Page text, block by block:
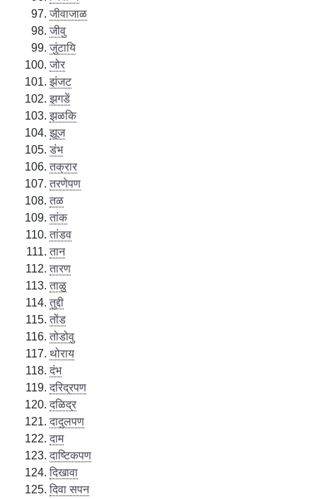
जीवाजाळ
जीवु
जुंटायि
जोर
झंजट
झगडें
झळकि
झूज
डंभ
तक्रार
तरणेपण
तळ
तांक
तांडव
तान
तारण
ताळु
तुद्दी
तोंड
तोडोवु
थोराय
दंभ
दरिद्रपण
दळिद्र
दादुलपण
दाम
दाष्टिकपण
दिखावा
दिवा सपन